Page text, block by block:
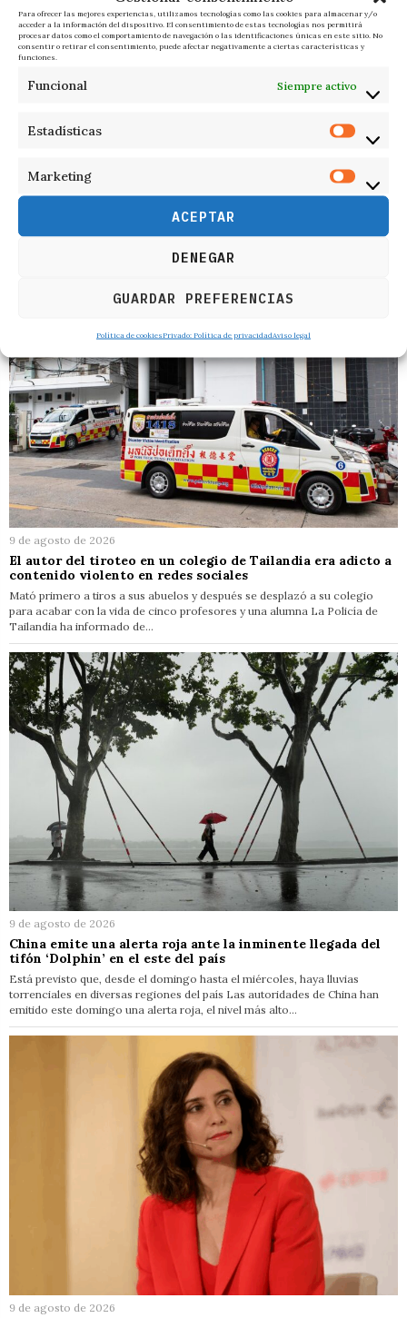
Para ofrecer las mejores experiencias, utilizamos tecnologías como las cookies para almacenar y/o
acceder a la información del dispositivo. El consentimiento de estas tecnologías nos permitirá
procesar datos como el comportamiento de navegación o las identificaciones únicas en este sitio. No
consentir o retirar el consentimiento, puede afectar negativamente a ciertas características y
funciones.
Funcional Siempre activo
Estadísticas
Marketing
ACEPTAR
DENEGAR
GUARDAR PREFERENCIAS
Política de cookiesPrivado: Política de privacidadAviso legal
RELACIONADOS
9 de agosto de 2026
El autor del tiroteo en un colegio de Tailandia era adicto a
contenido violento en redes sociales
Mató primero a tiros a sus abuelos y después se desplazó a su colegio
para acabar con la vida de cinco profesores y una alumna La Policía de
Tailandia ha informado de…
9 de agosto de 2026
China emite una alerta roja ante la inminente llegada del
tifón ‘Dolphin’ en el este del país
Está previsto que, desde el domingo hasta el miércoles, haya lluvias
torrenciales en diversas regiones del país Las autoridades de China han
emitido este domingo una alerta roja, el nivel más alto…
9 de agosto de 2026